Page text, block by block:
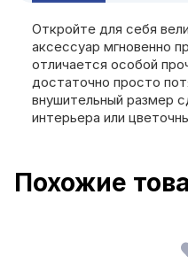
Откройте для себя
аксессуар мгновенно
отличается особой
достаточно просто
внушительный размер
интерьера или
Похожие